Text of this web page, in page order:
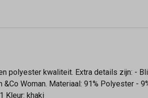
polyester kwaliteit. Extra details zijn: -
Woman. Materiaal: 91% Polyester -
Kleur: khaki